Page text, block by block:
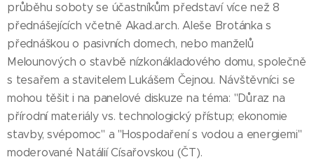
průběhu soboty se účastníkům představí více než 8
přednášejících včetně Akad.arch. Aleše Brotánka s
přednáškou o pasivních domech, nebo manželů
Melounových o stavbě nízkonákladového domu, společně
s tesařem a stavitelem Lukášem Čejnou. Návštěvníci se
mohou těšit i na panelové diskuze na téma: "Důraz na
přírodní materiály vs. technologický přístup; ekonomie
stavby, svépomoc" a "Hospodaření s vodou a energiemi"
moderované Natálií Císařovskou (ČT).